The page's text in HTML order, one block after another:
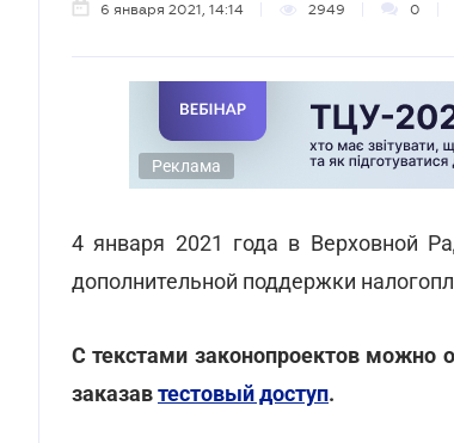
6 января 2021, 14:14 2949 0
Реклама
4 января 2021 года в Верховной
дополнительной поддержки
С текстами законопроектов можно
заказавтестовый доступ.